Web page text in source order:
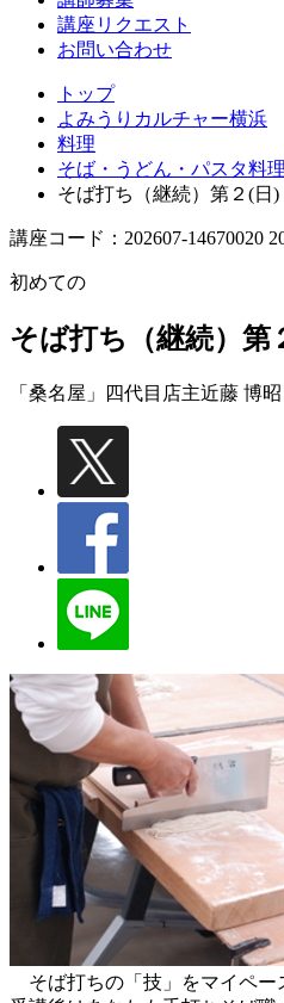
講座リクエスト
お問い合わせ
トップ
よみうりカルチャー横浜
料理
そば・うどん・パスタ料理
そば打ち（継続）第２(日)
講座コード：202607-14670020
初めての
そば打ち（継続）第
「桑名屋」四代目店主近藤 博昭
そば打ちの「技」をマイペー